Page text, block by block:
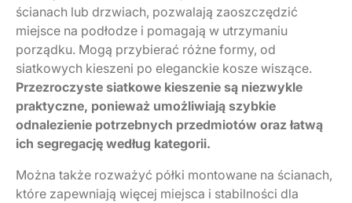
ścianach lub drzwiach, pozwalają zaoszczędzić
miejsce na podłodze i pomagają w utrzymaniu
porządku. Mogą przybierać różne formy, od
siatkowych kieszeni po eleganckie kosze wiszące.
Przezroczyste siatkowe kieszenie są niezwykle
praktyczne, ponieważ umożliwiają szybkie
odnalezienie potrzebnych przedmiotów oraz łatwą
ich segregację według kategorii.
Można także rozważyć półki montowane na ścianach,
które zapewniają więcej miejsca i stabilności dla